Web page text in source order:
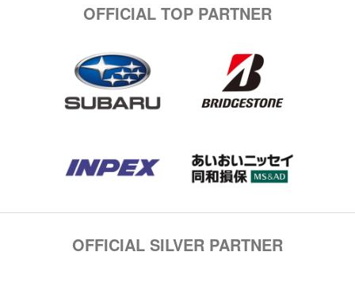
OFFICIAL TOP PARTNER
OFFICIAL SILVER PARTNER